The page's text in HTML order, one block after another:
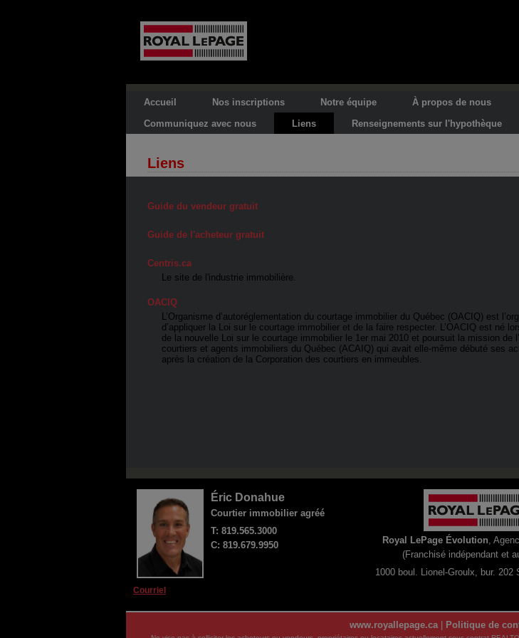
Accueil Nos inscriptions Notre équipe À propos de nous
Communiquez avec nous
Liens Renseignements sur l'hypothèque
Liens
Guide du vendeur gratuit
Guide de l'acheteur gratuit
Centris.ca
Le site de l'industrie immobilière.
OACIQ
L’Organisme d’autoréglementation du courtage immobilier du Québec (OACIQ) est
d’appliquer la Loi sur le courtage immobilier et de la faire respecter. L’OACIQ est né
de la nouvelle Loi sur le courtage immobilier le 1er mai 2010 et poursuit la mission de
courtiers et agents immobiliers du Québec (ACAIQ) qui avait elle-même débuté ses
après la création de la Corporation des courtiers en immeubles.
Éric Donahue
Courtier immobilier agréé
T: 819.565.3000
C: 819.679.9950
Courriel
Royal LePage Évolution,
(Franchisé indépendant et
1000 boul. Lionel-Groulx, bur. 202
www.royallepage.ca| Politique de